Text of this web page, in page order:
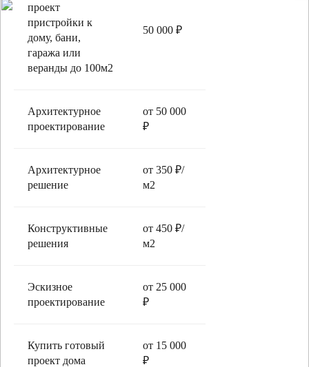
проект
пристройки к
дому, бани,
гаража или
веранды до 100м2
50 000 ₽
Архитектурное
проектирование
от 50 000
₽
Архитектурное
решение
от 350 ₽/
м2
Конструктивные
решения
от 450 ₽/
м2
Эскизное
проектирование
от 25 000
₽
Купить готовый
проект дома
от 15 000
₽